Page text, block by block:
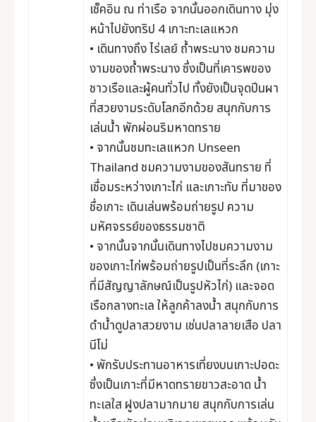
เช็คอิน ณ ท่าเรือ จากนั้นออกเดินทาง มุ่ง
หน้าไปยังทริป 4 เกาะทะเลแหวก
• เดินทางถึง ไร่เลย์ ถ้ำพระนาง ชมความ
งามของถ้ำพระนาง ซึ่งเป็นที่เคารพของ
ชาวเรือและผู้คนทั่วไป ทั้งยังเป็นจุดปีนผา
ที่สวยงามระดับโลกอีกด้วย สนุกกับการ
เล่นน้ำ พักผ่อนริมหาดทราย
• จากนั้นชมทะเลแหวก Unseen
Thailand ชมความงามของสันทราย ที่
เชื่อมระหว่างเกาะไก่ และเกาะทับ ที่มาของ
ชื่อเกาะ เดินเล่นพร้อมถ่ายรูป ความ
มหัศจรรย์ของธรรมชาติ
• จากนั้นจากนั้นเดินทางไปชมความงาม
ของเกาะไก่พร้อมถ่ายรูปเป็นที่ระลึก (เกาะ
ที่มีสัญญาลักษณ์เป็นรูปหัวไก่) และจอด
เรือกลางทะเล ให้ลูกค้าลงน้ำ สนุกกับการ
ดำน้ำดูปลาสวยงาม เช่นปลาลายเสือ ปลา
นีโม่
• พักรับประทานอาหารเที่ยงบนเกาะปอดะ
ซึ่งเป็นเกาะที่มีหาดทรายขาวสะอาด น้ำ
ทะเลใส ฝูงปลามากมาย สนุกกับการเล่น